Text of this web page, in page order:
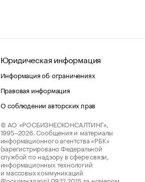
Юридическая информация
Информация об ограничениях
Правовая информация
О соблюдении авторских прав
© АО «РОСБИЗНЕСКОНСАЛТИНГ»,
1995–2026. Сообщения и материалы
информационного агентства «РБК»
(зарегистрировано Федеральной
службой по надзору в сфере связи,
информационных технологий
и массовых коммуникаций
(Роскомнадзор) 09.12.2015 за номером